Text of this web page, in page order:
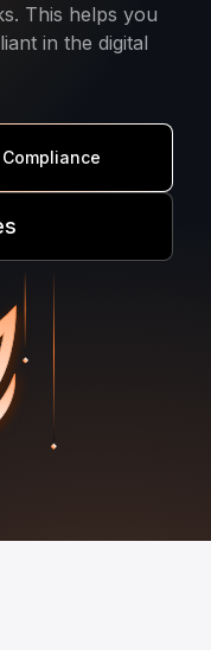
This helps you
in the digital